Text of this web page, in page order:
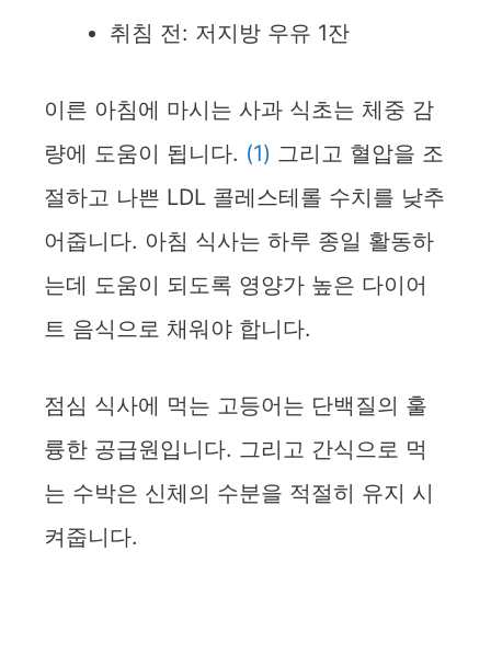
취침 전: 저지방 우유 1잔
이른 아침에 마시는 사과 식초는 체중 감
량에 도움이 됩니다. (1) 그리고 혈압을 조
절하고 나쁜 LDL 콜레스테롤 수치를 낮추
어줍니다. 아침 식사는 하루 종일 활동하
는데 도움이 되도록 영양가 높은 다이어
트 음식으로 채워야 합니다.
점심 식사에 먹는 고등어는 단백질의 훌
륭한 공급원입니다. 그리고 간식으로 먹
는 수박은 신체의 수분을 적절히 유지 시
켜줍니다.